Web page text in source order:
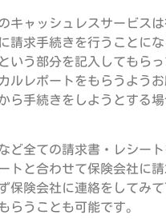
キャッシュレスサービス
請求手続きを行うことに
いう部分を記入してもら
ルレポートをもらうよう
ら手続きをしようとする
ど全ての請求書・レシー
トと合わせて保険会社に
保険会社に連絡をしてみ
らうことも可能です。